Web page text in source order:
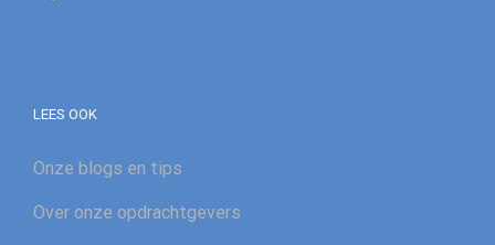
LEES OOK
Onze blogs en tips
Over onze opdrachtgevers